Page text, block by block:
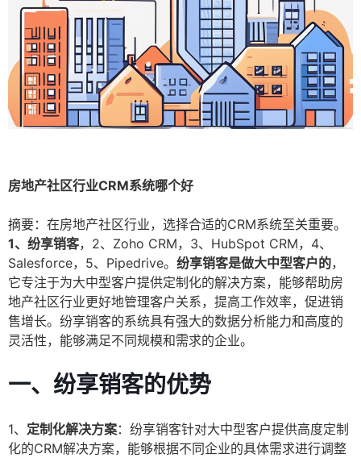
房地产社区行业CRM系统哪个好
摘要：在房地产社区行业，选择合适的CRM系统至关重要。
1、纷享销客，2、Zoho CRM，3、HubSpot CRM，4、
Salesforce，5、Pipedrive。 纷享销客是做大中型客户的，
它专注于为大中型客户提供定制化的解决方案，能够帮助房
地产社区行业更好地管理客户关系，提高工作效率，促进销
售增长。纷享销客的系统具有强大的数据分析能力和高度的
灵活性，能够满足不同规模和需求的企业。
一、纷享销客的优势
1、 定制化解决方案：纷享销客针对大中型客户提供高度定制
化的CRM解决方案，能够根据不同企业的具体需求进行调整